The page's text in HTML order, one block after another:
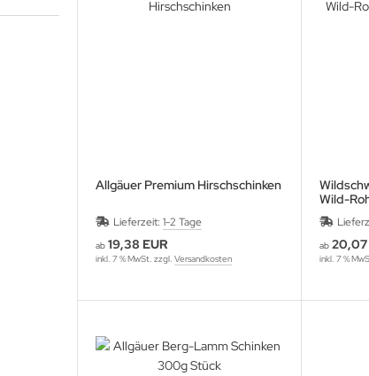
Allgäuer Premium Hirschschinken
Lieferzeit: 1-2 Tage
ab 19,38 EUR
inkl. 7 % MwSt. zzgl. Versandkosten
Wild-
2017
ab 20,07
inkl. 7 %